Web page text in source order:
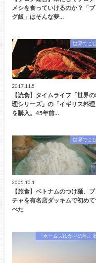
メシを食っていけるのか？「ブ
グ飯」はそんな夢…
世界でご
2017.11.5
【読食】タイムライフ「世界
理シリーズ」の「イギリス料理
を購入。45年前…
世界でご
2005.10.1
【旅食】ベトナムのつけ麺、
チャを有名店ダッキムで初め
べた
「ホームズゆかりの地」